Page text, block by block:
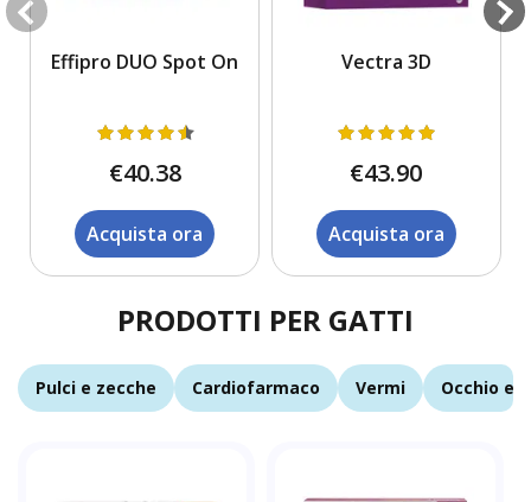
Effipro DUO Spot On
€40.38
Acquista ora
Vectra 3D
€43.90
Acquista ora
PRODOTTI PER GATTI
Pulci e zecche Cardiofarmaco Vermi Occhio e